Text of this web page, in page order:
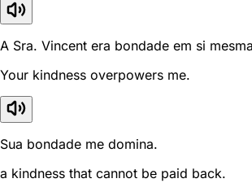
A Sra. Vincent era bondade em si
Your kindness overpowers me.
Sua bondade me domina.
a kindness that cannot be paid back.